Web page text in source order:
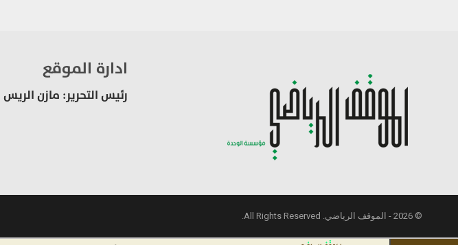
ادارة الموقع
رئيس التحرير: مازن الريس
© 2026 - الموقف الرياضي. All Rights Reserved.